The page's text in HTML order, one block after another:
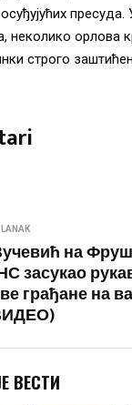
неколико орлова
строго
на
засукао
грађане на
ВЕСТИ